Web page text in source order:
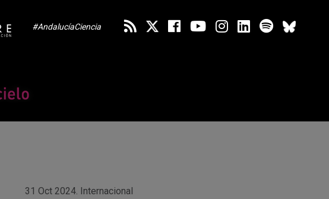
#AndalucíaCiencia
31 Oct 2024. Internacional